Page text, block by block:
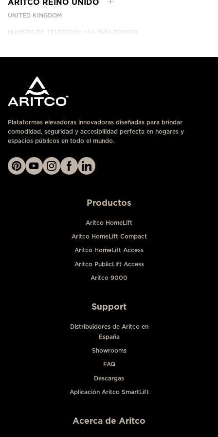
ARITCO REINO UNIDO
UNITED KINGDOM
NÚMERO DE TELÉFONO: +44 1604 808809
Plataformas elevadoras innovadoras diseñadas para brindar
comodidad, seguridad y accesibilidad perfecta en hogares y
espacios públicos en todo el mundo.
Productos
Aritco HomeLift
Aritco HomeLift Compact
Aritco HomeLift Access
Aritco PublicLift Access
Aritco 9000
Support
Distribuidores de Aritco en
España
Showrooms
FAQ
Descargas
Aplicación Aritco SmartLift
Acerca de Aritco